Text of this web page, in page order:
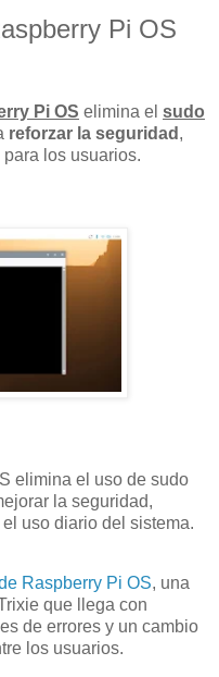
Pi OS
Pi OS elimina el sudo
reforzar la seguridad ,
para los usuarios.
elimina el uso de sudo
la seguridad,
uso diario del sistema.
Raspberry Pi OS, una
que llega con
de errores y un cambio
los usuarios.